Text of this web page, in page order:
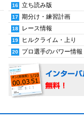
立ち読み版
期分け・練習計画
レース情報
ヒルクライム・上り
プロ選手のパワー情報